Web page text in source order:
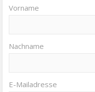
Vorname
Nachname
E-Mailadresse